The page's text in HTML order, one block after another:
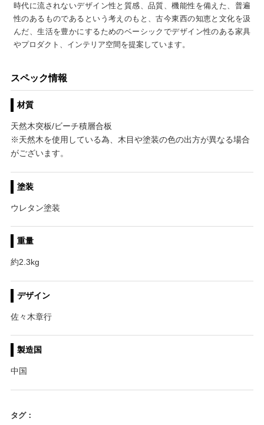
時代に流されないデザイン性と質感、品質、機能性を備えた、普遍
性のあるものであるという考えのもと、古今東西の知恵と文化を汲
んだ、生活を豊かにするためのベーシックでデザイン性のある家具
やプロダクト、インテリア空間を提案しています。
スペック情報
材質
天然木突板/ビーチ積層合板
※天然木を使用している為、木目や塗装の色の出方が異なる場合
がございます。
塗装
ウレタン塗装
重量
約2.3kg
デザイン
佐々木章行
製造国
中国
タグ：